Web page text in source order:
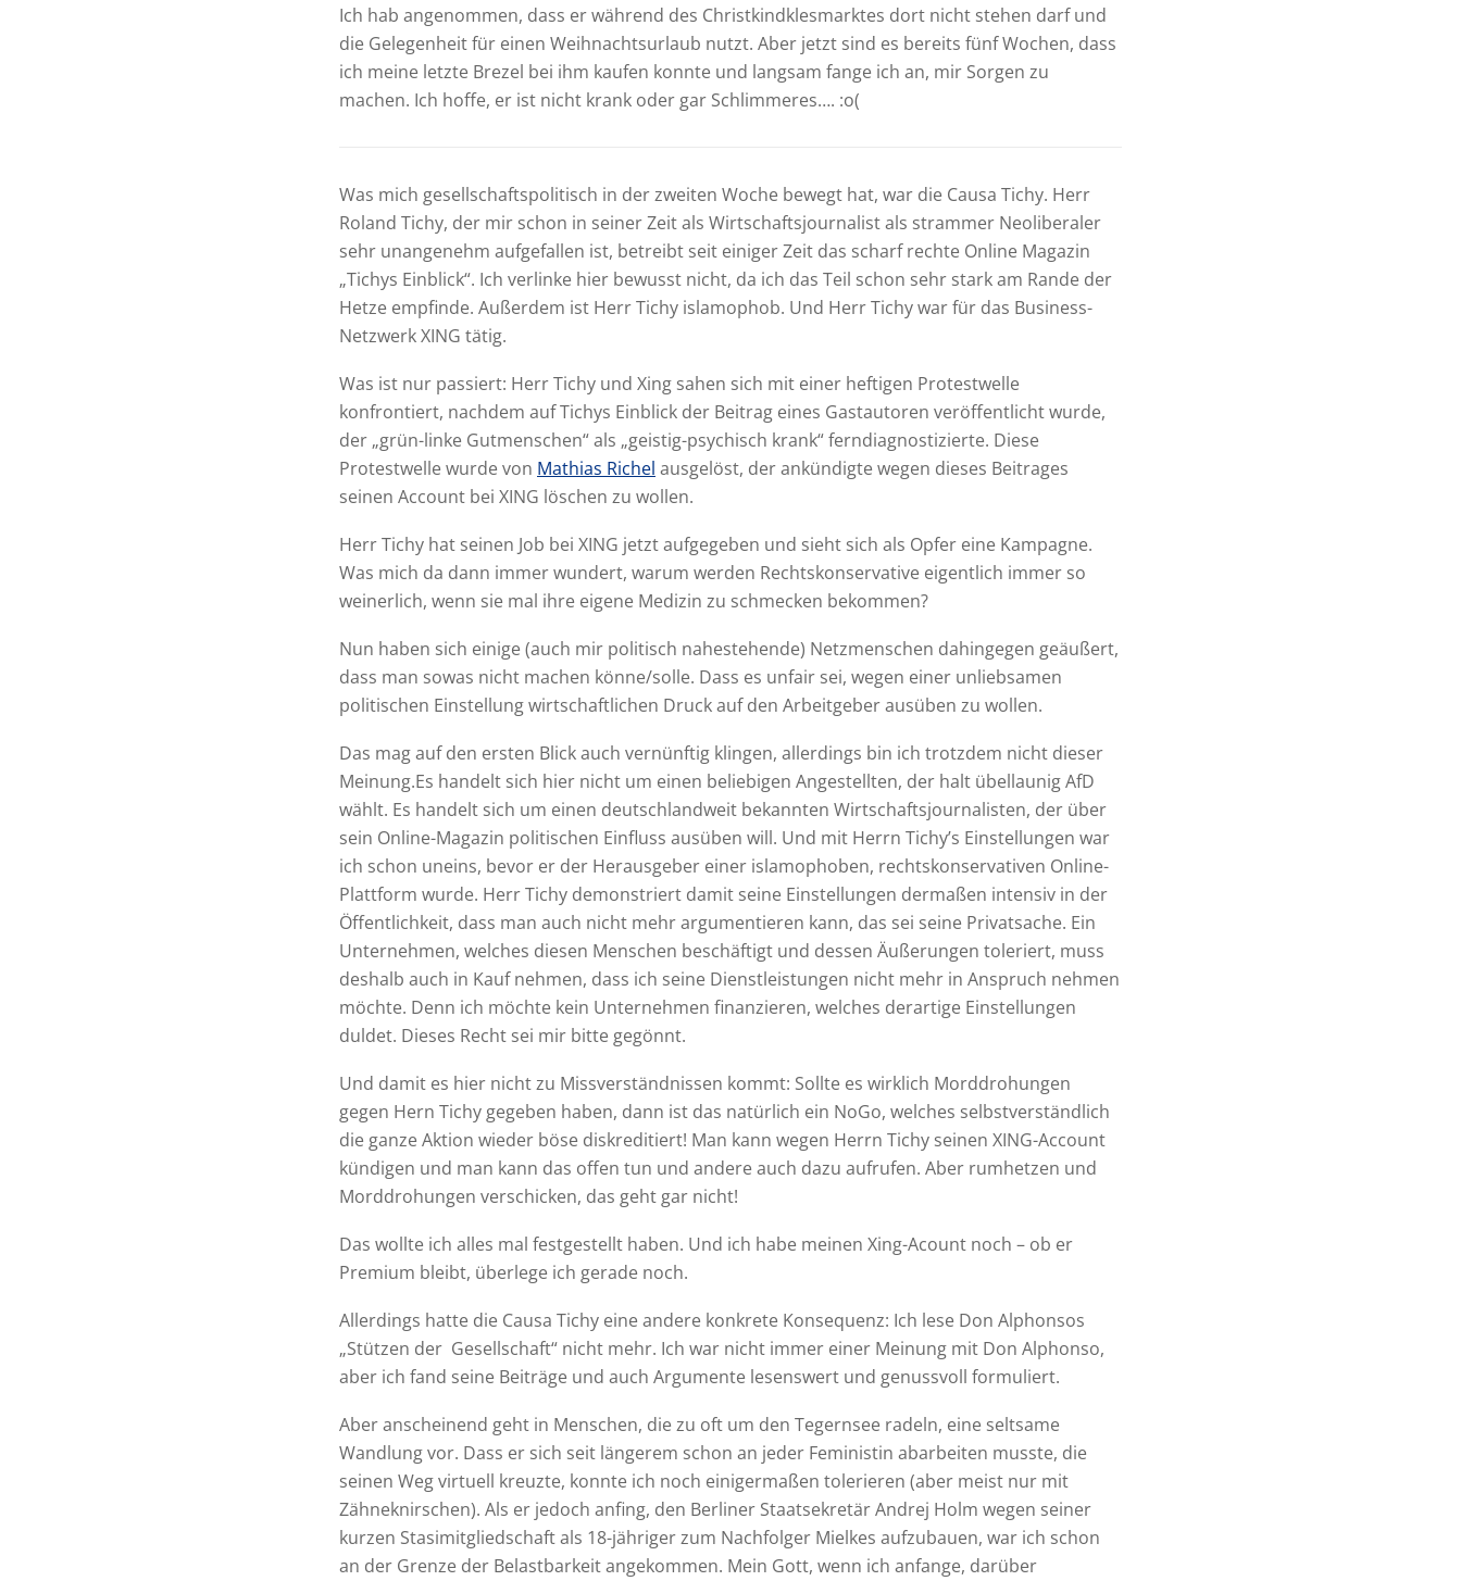
Ich hab angenommen, dass er während des Christkindklesmarktes dort nicht stehen darf und
die Gelegenheit für einen Weihnachtsurlaub nutzt. Aber jetzt sind es bereits fünf Wochen, dass
ich meine letzte Brezel bei ihm kaufen konnte und langsam fange ich an, mir Sorgen zu
machen. Ich hoffe, er ist nicht krank oder gar Schlimmeres…. :o(
Was mich gesellschaftspolitisch in der zweiten Woche bewegt hat, war die Causa Tichy. Herr
Roland Tichy, der mir schon in seiner Zeit als Wirtschaftsjournalist als strammer Neoliberaler
sehr unangenehm aufgefallen ist, betreibt seit einiger Zeit das scharf rechte Online Magazin
„Tichys Einblick“. Ich verlinke hier bewusst nicht, da ich das Teil schon sehr stark am Rande der
Hetze empfinde. Außerdem ist Herr Tichy islamophob. Und Herr Tichy war für das Business-
Netzwerk XING tätig.
Was ist nur passiert: Herr Tichy und Xing sahen sich mit einer heftigen Protestwelle
konfrontiert, nachdem auf Tichys Einblick der Beitrag eines Gastautoren veröffentlicht wurde,
der „grün-linke Gutmenschen“ als „geistig-psychisch krank“ ferndiagnostizierte. Diese
Protestwelle wurde von Mathias Richel ausgelöst, der ankündigte wegen dieses Beitrages
seinen Account bei XING löschen zu wollen.
Herr Tichy hat seinen Job bei XING jetzt aufgegeben und sieht sich als Opfer eine Kampagne.
Was mich da dann immer wundert, warum werden Rechtskonservative eigentlich immer so
weinerlich, wenn sie mal ihre eigene Medizin zu schmecken bekommen?
Nun haben sich einige (auch mir politisch nahestehende) Netzmenschen dahingegen geäußert,
dass man sowas nicht machen könne/solle. Dass es unfair sei, wegen einer unliebsamen
politischen Einstellung wirtschaftlichen Druck auf den Arbeitgeber ausüben zu wollen.
Das mag auf den ersten Blick auch vernünftig klingen, allerdings bin ich trotzdem nicht dieser
Meinung.Es handelt sich hier nicht um einen beliebigen Angestellten, der halt übellaunig AfD
wählt. Es handelt sich um einen deutschlandweit bekannten Wirtschaftsjournalisten, der über
sein Online-Magazin politischen Einfluss ausüben will. Und mit Herrn Tichy’s Einstellungen war
ich schon uneins, bevor er der Herausgeber einer islamophoben, rechtskonservativen Online-
Plattform wurde. Herr Tichy demonstriert damit seine Einstellungen dermaßen intensiv in der
Öffentlichkeit, dass man auch nicht mehr argumentieren kann, das sei seine Privatsache. Ein
Unternehmen, welches diesen Menschen beschäftigt und dessen Äußerungen toleriert, muss
deshalb auch in Kauf nehmen, dass ich seine Dienstleistungen nicht mehr in Anspruch nehmen
möchte. Denn ich möchte kein Unternehmen finanzieren, welches derartige Einstellungen
duldet. Dieses Recht sei mir bitte gegönnt.
Und damit es hier nicht zu Missverständnissen kommt: Sollte es wirklich Morddrohungen
gegen Hern Tichy gegeben haben, dann ist das natürlich ein NoGo, welches selbstverständlich
die ganze Aktion wieder böse diskreditiert! Man kann wegen Herrn Tichy seinen XING-Account
kündigen und man kann das offen tun und andere auch dazu aufrufen. Aber rumhetzen und
Morddrohungen verschicken, das geht gar nicht!
Das wollte ich alles mal festgestellt haben. Und ich habe meinen Xing-Acount noch – ob er
Premium bleibt, überlege ich gerade noch.
Allerdings hatte die Causa Tichy eine andere konkrete Konsequenz: Ich lese Don Alphonsos
„Stützen der Gesellschaft“ nicht mehr. Ich war nicht immer einer Meinung mit Don Alphonso,
aber ich fand seine Beiträge und auch Argumente lesenswert und genussvoll formuliert.
Aber anscheinend geht in Menschen, die zu oft um den Tegernsee radeln, eine seltsame
Wandlung vor. Dass er sich seit längerem schon an jeder Feministin abarbeiten musste, die
seinen Weg virtuell kreuzte, konnte ich noch einigermaßen tolerieren (aber meist nur mit
Zähneknirschen). Als er jedoch anfing, den Berliner StaatsekretärAndrej Holm wegen seiner
kurzen Stasimitgliedschaft als 18-jähriger zum Nachfolger Mielkes aufzubauen, war ich schon
an der Grenze der Belastbarkeit angekommen. Mein Gott, wenn ich anfange, darüber